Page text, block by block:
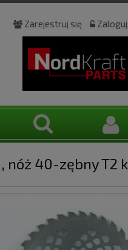
Zarejestruj się
nóż 40-zębny T2